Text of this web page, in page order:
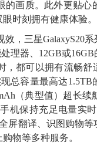
的画质。此外更贴心
时刻拥有健康体验。
，三星GalaxyS20
理器、12GB或
都可以拥有流畅舒
总容量最高达
（典型值）超长
机保持充足电量实
屏翻译、识图购物
物等多种服务。